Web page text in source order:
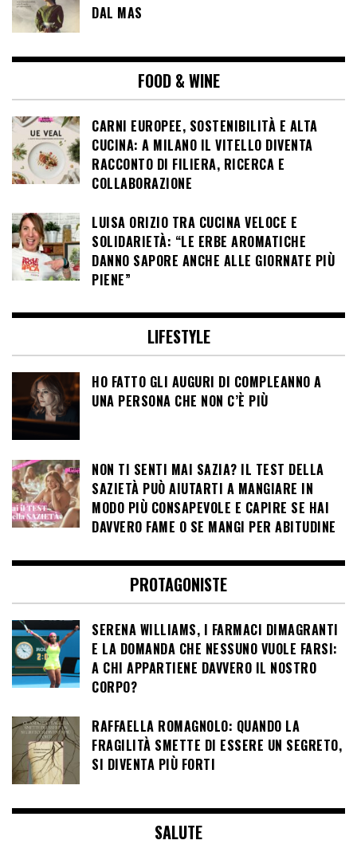
DAL MAS
FOOD & WINE
CARNI EUROPEE, SOSTENIBILITÀ E ALTA
CUCINA: A MILANO IL VITELLO DIVENTA
RACCONTO DI FILIERA, RICERCA E
COLLABORAZIONE
LUISA ORIZIO TRA CUCINA VELOCE E
SOLIDARIETÀ: “LE ERBE AROMATICHE
DANNO SAPORE ANCHE ALLE GIORNATE PIÙ
PIENE”
LIFESTYLE
HO FATTO GLI AUGURI DI COMPLEANNO A
UNA PERSONA CHE NON C’È PIÙ
NON TI SENTI MAI SAZIA? IL TEST DELLA
SAZIETÀ PUÒ AIUTARTI A MANGIARE IN
MODO PIÙ CONSAPEVOLE E CAPIRE SE HAI
DAVVERO FAME O SE MANGI PER ABITUDINE
PROTAGONISTE
SERENA WILLIAMS, I FARMACI DIMAGRANTI
E LA DOMANDA CHE NESSUNO VUOLE FARSI:
A CHI APPARTIENE DAVVERO IL NOSTRO
CORPO?
RAFFAELLA ROMAGNOLO: QUANDO LA
FRAGILITÀ SMETTE DI ESSERE UN SEGRETO,
SI DIVENTA PIÙ FORTI
SALUTE